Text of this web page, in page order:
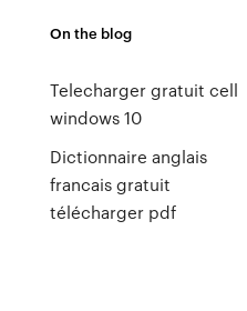
On the blog
Telecharger gratuit cell
windows 10
Dictionnaire anglais
francais gratuit
télécharger pdf